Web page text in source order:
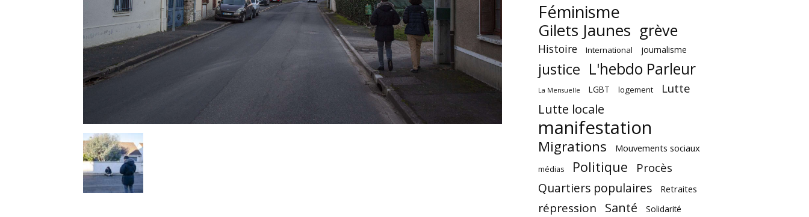
Féminisme
Gilets Jaunes grève
Histoire International journalisme
justice L'hebdo Parleur
La Mensuelle LGBT logement Lutte
Lutte locale
manifestation
Migrations Mouvements sociaux
médias Politique Procès
Quartiers populaires Retraites
répression Santé Solidarité